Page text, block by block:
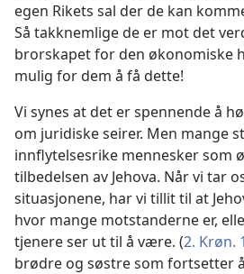
egen Rikets sal der de kan
Så takknemlige de er mot det
brorskapet for den økonomiske
mulig for dem å få dette!
Vi synes at det er spennende å
om juridiske seirer. Men mange
innflytelsesrike mennesker som
tilbedelsen av Jehova. Når vi tar
situasjonene, har vi tillit til at
hvor mange motstanderne er,
tjenere ser ut til å være. (2. Krøn.
brødre og søstre som fortsetter